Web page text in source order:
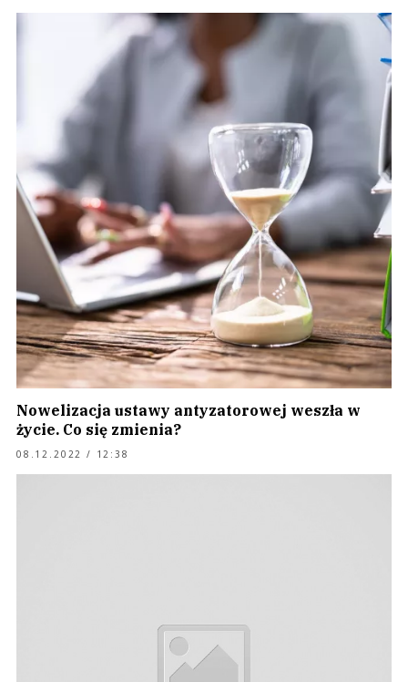
Nowelizacja ustawy antyzatorowej weszła w
życie. Co się zmienia?
08.12.2022 / 12:38